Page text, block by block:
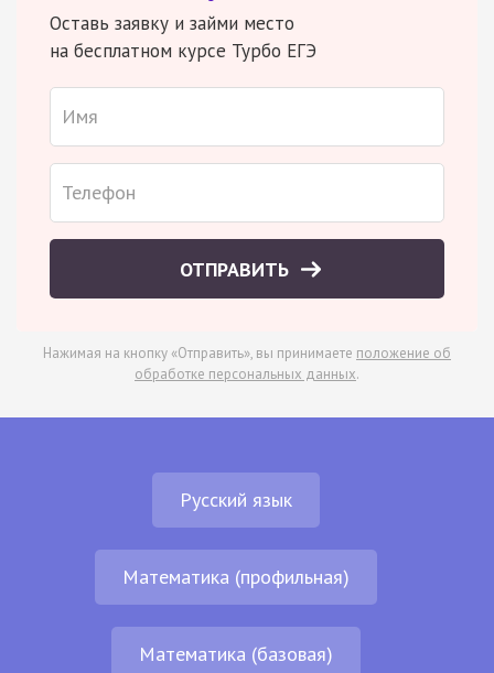
Оставь заявку и займи место
на бесплатном курсе Турбо ЕГЭ
ОТПРАВИТЬ
Нажимая на кнопку «Отправить», вы принимаете положение об
обработке персональных данных.
Русский язык
Математика (профильная)
Математика (базовая)